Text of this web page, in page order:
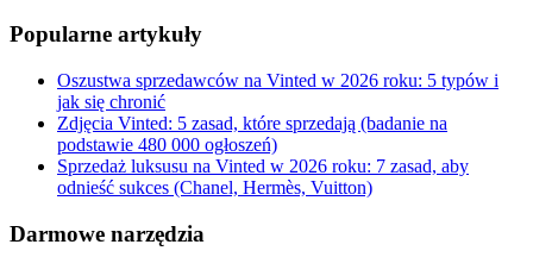
Popularne artykuły
Oszustwa sprzedawców na Vinted w 2026 roku: 5 typów i
jak się chronić
Zdjęcia Vinted: 5 zasad, które sprzedają (badanie na
podstawie 480 000 ogłoszeń)
Sprzedaż luksusu na Vinted w 2026 roku: 7 zasad, aby
odnieść sukces (Chanel, Hermès, Vuitton)
Darmowe narzędzia